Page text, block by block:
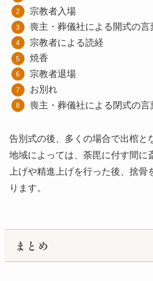
宗教者入場
喪主・葬儀社による開式の言
宗教者による読経
焼香
宗教者退場
お別れ
喪主・葬儀社による閉式の言
告別式の後、多くの場合で出棺と
地域によっては、荼毘に付す間に
上げや精進上げを行った後、捨骨
ります。
まとめ